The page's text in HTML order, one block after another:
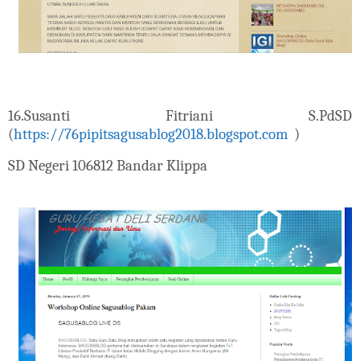
16.Susanti Fitriani S.PdSD
(https://76pipitsagusablog2018.blogspot.com )
SD Negeri 106812 Bandar Klippa